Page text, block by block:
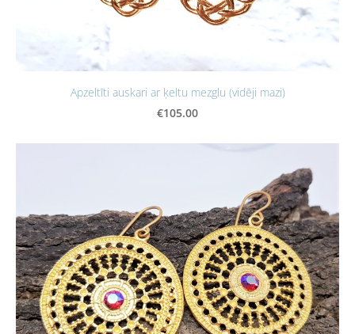
Apzeltīti auskari ar ķeltu mezglu (vidēji mazi)
€105.00